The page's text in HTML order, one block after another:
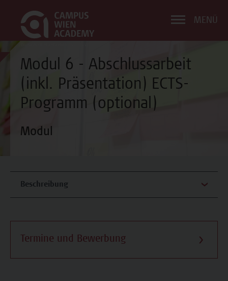
MENÜ
Modul 6 - Abschlussarbeit
(inkl. Präsentation) ECTS-
Programm (optional)
Modul
Beschreibung
Termine und Bewerbung